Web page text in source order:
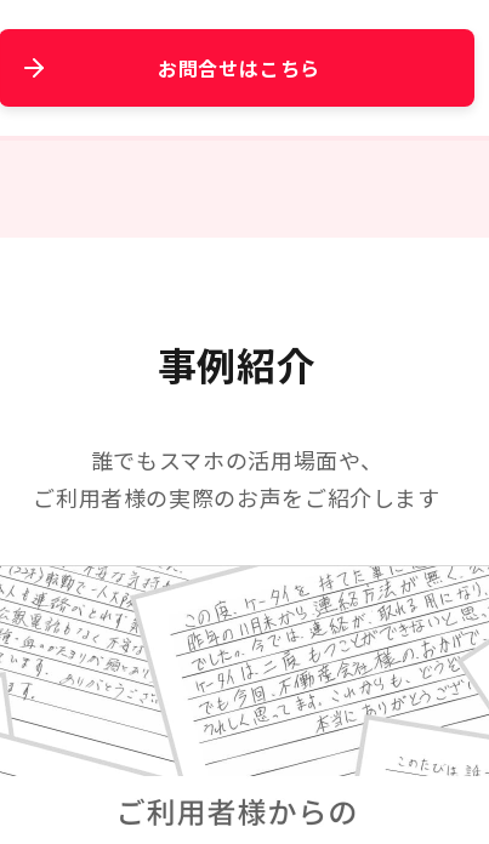
お問合せはこちら
事例紹介
誰でもスマホの活用場面や、
ご利用者様の実際のお声をご紹介します